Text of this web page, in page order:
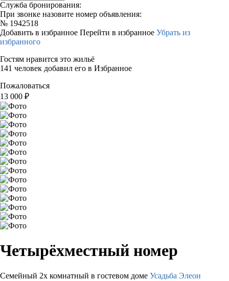
Служба бронирования:
При звонке назовите номер объявления:
№ 1942518
Добавить в избранное Перейти в избранное Убрать из
избранного
Гостям нравится это жильё
141 человек добавил его в Избранное
Пожаловаться
13 000 ₽
Четырёхместный номер
Семейный 2х комнатный в гостевом доме Усадьба Элеон